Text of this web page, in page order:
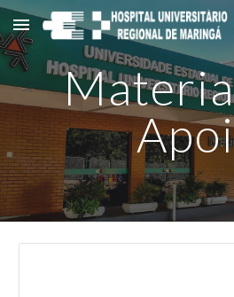
Skip to main content